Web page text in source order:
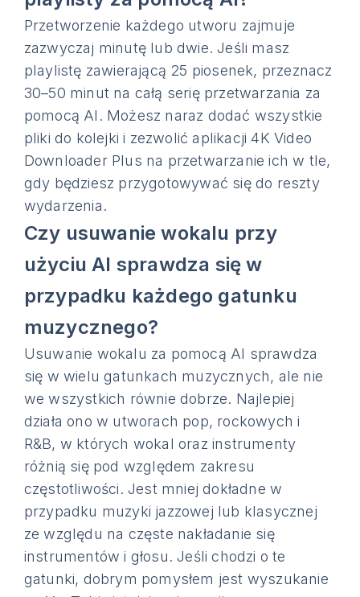
Przetworzenie każdego utworu zajmuje
zazwyczaj minutę lub dwie. Jeśli masz
playlistę zawierającą 25 piosenek, przeznacz
30–50 minut na całą serię przetwarzania za
pomocą AI. Możesz naraz dodać wszystkie
pliki do kolejki i zezwolić aplikacji 4K Video
Downloader Plus na przetwarzanie ich w tle,
gdy będziesz przygotowywać się do reszty
wydarzenia.
Czy usuwanie wokalu przy
użyciu AI sprawdza się w
przypadku każdego gatunku
muzycznego?
Usuwanie wokalu za pomocą AI sprawdza
się w wielu gatunkach muzycznych, ale nie
we wszystkich równie dobrze. Najlepiej
działa ono w utworach pop, rockowych i
R&B, w których wokal oraz instrumenty
różnią się pod względem zakresu
częstotliwości. Jest mniej dokładne w
przypadku muzyki jazzowej lub klasycznej
ze względu na częste nakładanie się
instrumentów i głosu. Jeśli chodzi o te
gatunki, dobrym pomysłem jest wyszukanie